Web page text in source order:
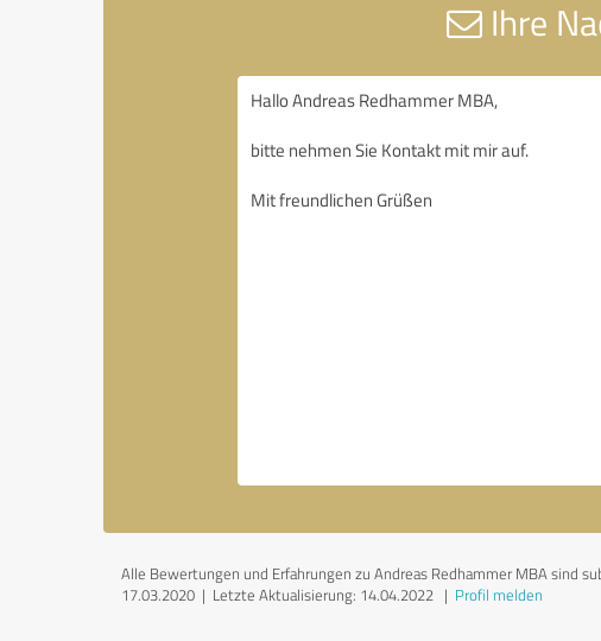
Ihre
Alle Bewertungen und Erfahrungen zu Andreas Redhammer MBA sind
17.03.2020 | Letzte Aktualisierung: 14.04.2022 | Profil melden